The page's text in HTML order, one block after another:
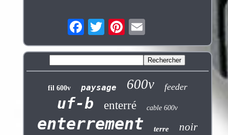
fil 600v paysage 600v feeder
uf-b enterré cable 600v
enterrement terre noir